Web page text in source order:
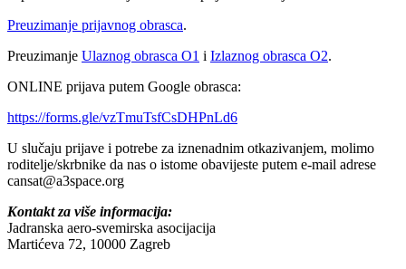
Preuzimanje prijavnog obrasca.
Preuzimanje Ulaznog obrasca O1 i Izlaznog obrasca O2.
ONLINE prijava putem Google obrasca:
https://forms.gle/vzTmuTsfCsDHPnLd6
U slučaju prijave i potrebe za iznenadnim otkazivanjem, molimo
roditelje/skrbnike da nas o istome obavijeste putem e-mail adrese
cansat@a3space.org
Kontakt za više informacija:
Jadranska aero-svemirska asocijacija
Martićeva 72, 10000 Zagreb